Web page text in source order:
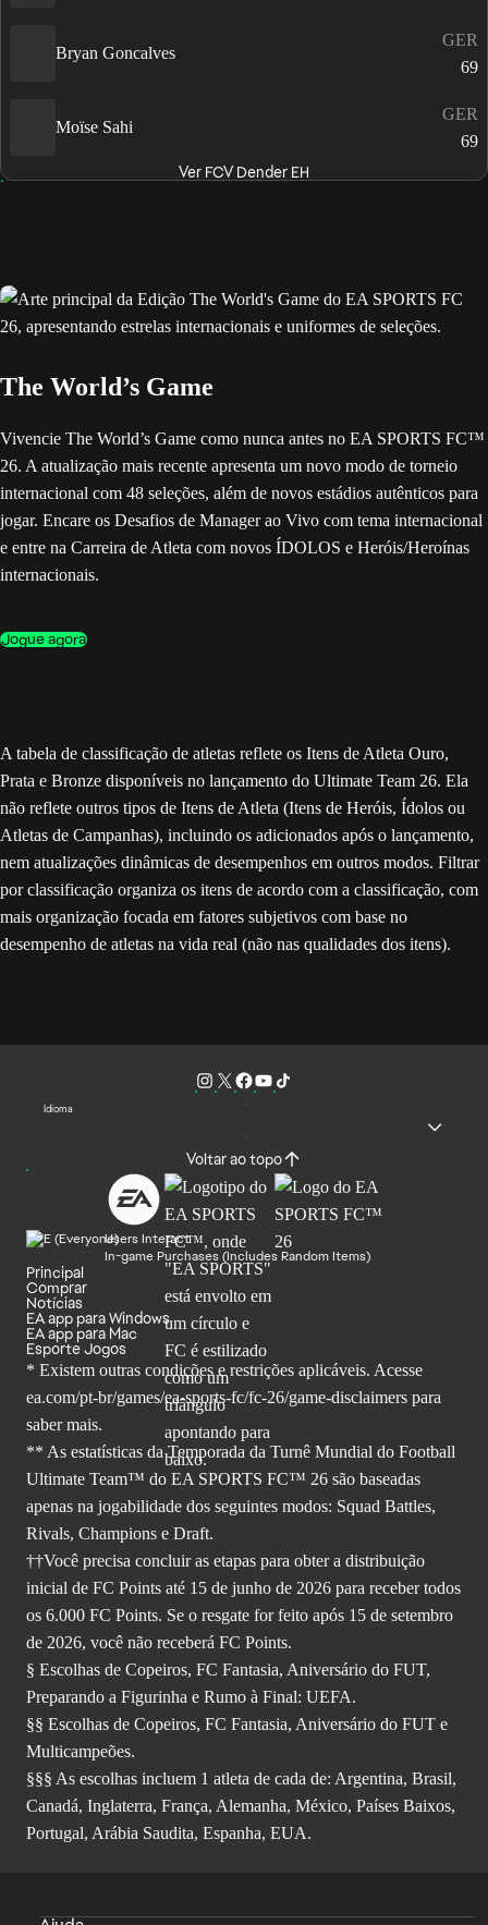
Bryan Goncalves
GER
69
Moïse Sahi
GER
69
Ver FCV Dender EH
The World’s Game
Vivencie The World’s Game como nunca antes no EA SPORTS FC™
26. A atualização mais recente apresenta um novo modo de torneio
internacional com 48 seleções, além de novos estádios autênticos para
jogar. Encare os Desafios de Manager ao Vivo com tema internacional
e entre na Carreira de Atleta com novos ÍDOLOS e Heróis/Heroínas
internacionais.
Jogue agora
A tabela de classificação de atletas reflete os Itens de Atleta Ouro,
Prata e Bronze disponíveis no lançamento do Ultimate Team 26. Ela
não reflete outros tipos de Itens de Atleta (Itens de Heróis, Ídolos ou
Atletas de Campanhas), incluindo os adicionados após o lançamento,
nem atualizações dinâmicas de desempenhos em outros modos. Filtrar
por classificação organiza os itens de acordo com a classificação, com
mais organização focada em fatores subjetivos com base no
desempenho de atletas na vida real (não nas qualidades dos itens).
Idioma
Voltar ao topo
Users Interact
In-game Purchases (Includes Random Items)
Principal
Comprar
Notícias
EA app para Windows
EA app para Mac
Esporte Jogos
* Existem outras condições e restrições aplicáveis. Acesse
ea.com/pt-br/games/ea-sports-fc/fc-26/game-disclaimers para
saber mais.
** As estatísticas da Temporada da Turnê Mundial do Football
Ultimate Team™ do EA SPORTS FC™ 26 são baseadas
apenas na jogabilidade dos seguintes modos: Squad Battles,
Rivals, Champions e Draft.
††Você precisa concluir as etapas para obter a distribuição
inicial de FC Points até 15 de junho de 2026 para receber todos
os 6.000 FC Points. Se o resgate for feito após 15 de setembro
de 2026, você não receberá FC Points.
§ Escolhas de Copeiros, FC Fantasia, Aniversário do FUT,
Preparando a Figurinha e Rumo à Final: UEFA.
§§ Escolhas de Copeiros, FC Fantasia, Aniversário do FUT e
Multicampeões.
§§§ As escolhas incluem 1 atleta de cada de: Argentina, Brasil,
Canadá, Inglaterra, França, Alemanha, México, Países Baixos,
Portugal, Arábia Saudita, Espanha, EUA.